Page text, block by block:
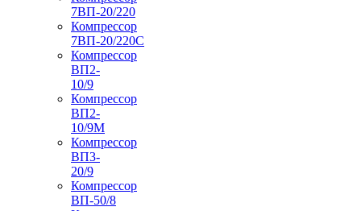
7ВП-20/220
Компрессор
7ВП-20/220С
Компрессор
ВП2-
10/9
Компрессор
ВП2-
10/9М
Компрессор
ВП3-
20/9
Компрессор
ВП-50/8